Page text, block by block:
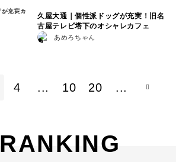
久屋大通｜個性派ドッグが充実！旧名
古屋テレビ塔下のオシャレカフェ
あめろちゃん
4 ... 10 20 ...
RANKING